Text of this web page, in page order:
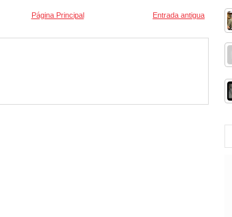
Entrada antigua
Página Principal